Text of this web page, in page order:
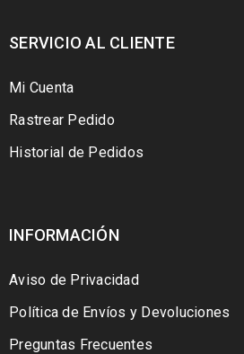
SERVICIO AL CLIENTE
Mi Cuenta
Rastrear Pedido
Historial de Pedidos
INFORMACIÓN
Aviso de Privacidad
Política de Envíos y Devoluciones
Preguntas Frecuentes